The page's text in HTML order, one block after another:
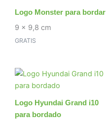
Logo Monster para bordar
9 x 9,8 cm
GRATIS
Logo Hyundai Grand i10
para bordado